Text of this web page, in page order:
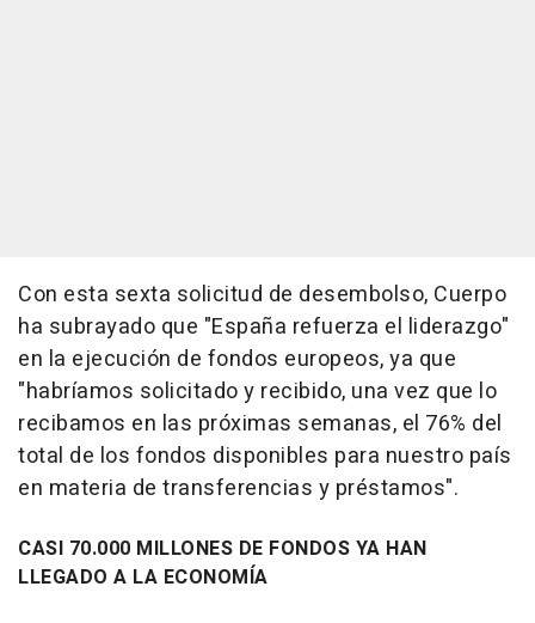
Con esta sexta solicitud de desembolso, Cuerpo
ha subrayado que "España refuerza el liderazgo"
en la ejecución de fondos europeos, ya que
"habríamos solicitado y recibido, una vez que lo
recibamos en las próximas semanas, el 76% del
total de los fondos disponibles para nuestro país
en materia de transferencias y préstamos".
CASI 70.000 MILLONES DE FONDOS YA HAN
LLEGADO A LA ECONOMÍA